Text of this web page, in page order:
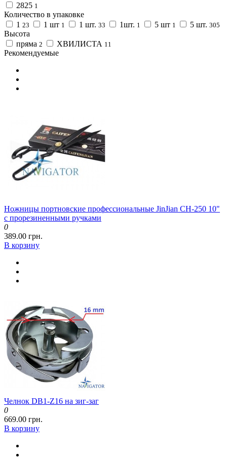
2825 1
Количество в упаковке
1 23 1 шт 1 1 шт. 33 1шт. 1 5 шт 1 5 шт. 305
Высота
пряма 2 ХВИЛИСТА 11
Рекомендуемые
Ножницы портновские профессиональные JinJian CH-250 10"
с прорезиненными ручками
0
389.00 грн.
В корзину
Челнок DB1-Z16 на зиг-заг
0
669.00 грн.
В корзину